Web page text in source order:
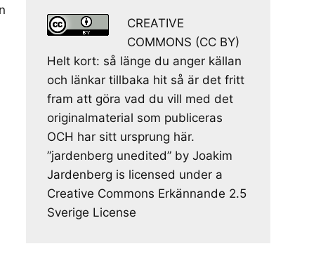
CREATIVE
COMMONS (CC BY)
Helt kort: så länge du anger källan
och länkar tillbaka hit så är det fritt
fram att göra vad du vill med det
originalmaterial som publiceras
OCH har sitt ursprung här.
”jardenberg unedited” by Joakim
Jardenberg is licensed under a
Creative Commons Erkännande 2.5
Sverige License